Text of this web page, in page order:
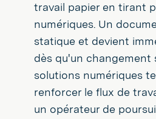
travail papier en tirant
numériques. Un
statique et devient
dès qu'un changement
solutions numériques
renforcer le flux de
un opérateur de